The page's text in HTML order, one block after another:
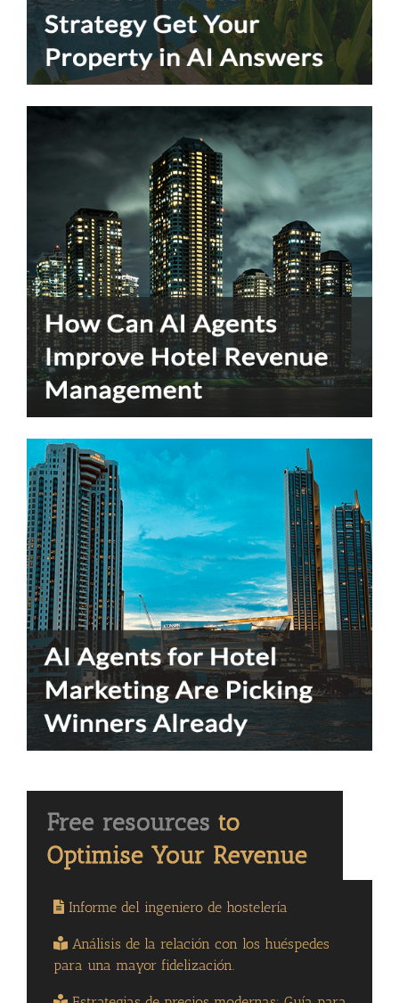
Informe del ingeniero de hostelería
Análisis de la relación con los huéspedes
para una mayor fidelización.